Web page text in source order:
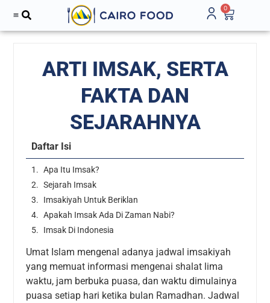
0
ARTI IMSAK, SERTA
FAKTA DAN
SEJARAHNYA
Daftar Isi
Apa Itu Imsak?
Sejarah Imsak
Imsakiyah Untuk Beriklan
Apakah Imsak Ada Di Zaman Nabi?
Imsak Di Indonesia
Umat Islam mengenal adanya jadwal imsakiyah
yang memuat informasi mengenai shalat lima
waktu, jam berbuka puasa, dan waktu dimulainya
puasa setiap hari ketika bulan Ramadhan. Jadwal